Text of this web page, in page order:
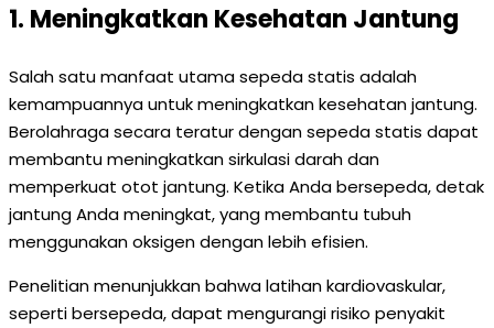
1. Meningkatkan Kesehatan Jantung
Salah satu manfaat utama sepeda statis adalah
kemampuannya untuk meningkatkan kesehatan jantung.
Berolahraga secara teratur dengan sepeda statis dapat
membantu meningkatkan sirkulasi darah dan
memperkuat otot jantung. Ketika Anda bersepeda, detak
jantung Anda meningkat, yang membantu tubuh
menggunakan oksigen dengan lebih efisien.
Penelitian menunjukkan bahwa latihan kardiovaskular,
seperti bersepeda, dapat mengurangi risiko penyakit